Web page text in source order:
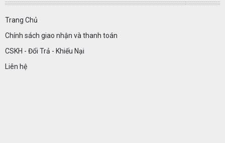
Trang Chủ
Chính sách giao nhận và thanh toán
CSKH - Đổi Trả - Khiếu Nại
Liên hệ